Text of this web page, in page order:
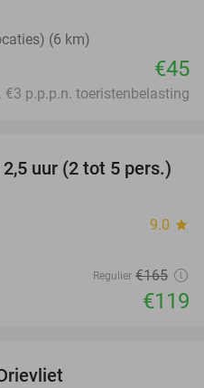
(6 km)
€45
€3 p.p.p.n. toeristenbelasting
28%
uur (2 tot 5 pers.)
9.0 star
Regulier €165
€119